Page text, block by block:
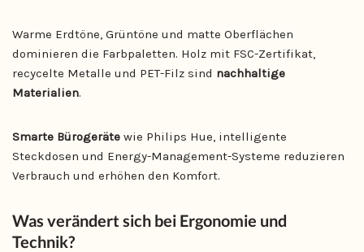
Warme Erdtöne, Grüntöne und matte Oberflächen
dominieren die Farbpaletten. Holz mit FSC-Zertifikat,
recycelte Metalle und PET-Filz sind nachhaltige
Materialien.
Smarte Bürogeräte wie Philips Hue, intelligente
Steckdosen und Energy-Management-Systeme reduzieren
Verbrauch und erhöhen den Komfort.
Was verändert sich bei Ergonomie und
Technik?